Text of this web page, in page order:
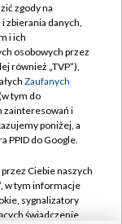
zgody na
zbierania danych,
i ich
osobowych przez
również „TVP”),
Zaufanych
tym do
zainteresowań i
poniżej, a
PPID do Google.
Ciebie naszych
w tym informacje
sygnalizatory
świadczenie